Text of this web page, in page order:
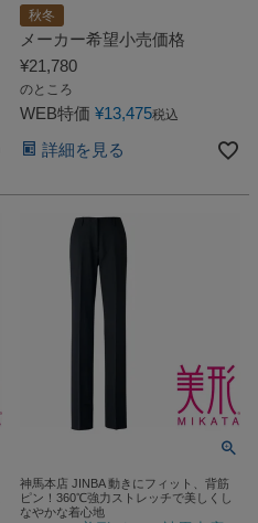
秋冬
メーカー希望小売価格
¥21,780
のところ
WEB特価 ¥13,475税込
詳細を見る
神馬本店 JINBA 動きにフィット、背筋
ピン！360℃強力ストレッチで美しくし
なやかな着心地